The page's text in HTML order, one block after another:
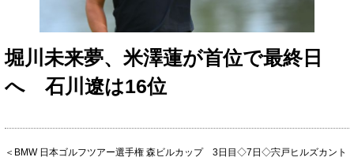
堀川未来夢、米澤蓮が首位で最終日
へ 石川遼は16位
＜BMW 日本ゴルフツアー選手権 森ビルカップ 3日目◇7日◇宍戸ヒルズカント